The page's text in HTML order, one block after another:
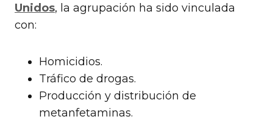
Unidos, la agrupación ha sido vinculada
con:
Homicidios.
Tráfico de drogas.
Producción y distribución de
metanfetaminas.